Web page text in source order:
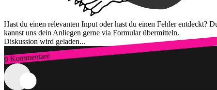
Hast du einen relevanten Input oder hast du einen Fehler entdeckt?
kannst uns dein Anliegen gerne via Formular übermitteln.
Diskussion wird geladen...
0 Kommentare
Zum Login